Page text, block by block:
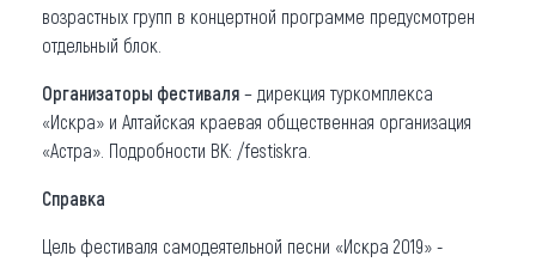
возрастных групп в концертной программе предусмотрен
отдельный блок.
Организаторы фестиваля – дирекция туркомплекса
«Искра» и Алтайская краевая общественная организация
«Астра». Подробности ВК: /festiskra.
Справка
Цель фестиваля самодеятельной песни «Искра 2019» -